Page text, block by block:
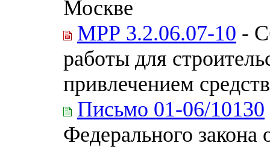
Москве
МРР 3.2.06.07-10 -
работы для
привлечением
Письмо 01-06/10130
Федерального